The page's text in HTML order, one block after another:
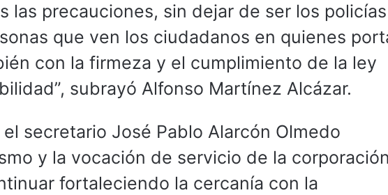
las precauciones, sin dejar de ser los policías
que ven los ciudadanos en quienes
con la firmeza y el cumplimiento de la ley
subrayó Alfonso Martínez Alcázar.
secretario José Pablo Alarcón Olmedo
y la vocación de servicio de la
fortaleciendo la cercanía con la